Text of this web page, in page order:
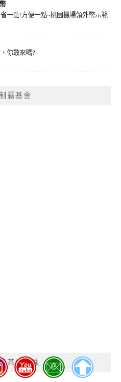
一點!方便一點~桃園機場領外幣示範
你敢來嗎?
霸基金
茶加珍珠